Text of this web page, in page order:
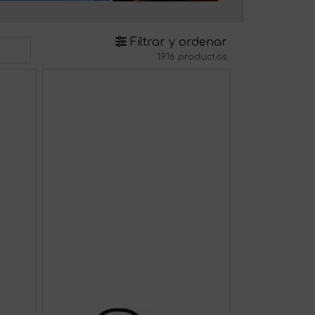
Filtrar y ordenar
1916 productos